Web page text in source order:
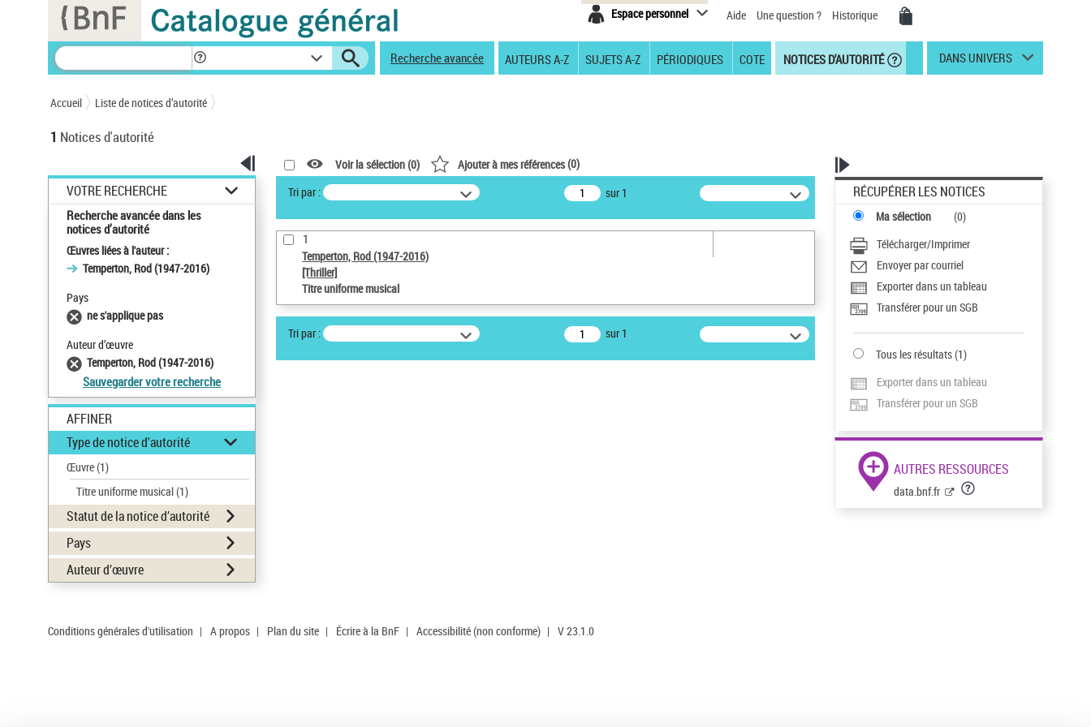
Espace personnel Aide Une question ? Historique
Recherche avancée AUTEURS A-Z SUJETS A-Z PÉRIODIQUES COTE NOTICES D'AUTORITÉ DANS UNIVERS
Accueil Liste de notices d’autorité
1 Notices d'autorité
VOTRE RECHERCHE
Recherche avancée dans les
notices d’autorité
Œuvres liées à l'auteur :
Temperton, Rod (1947-2016)
Pays
ne s'applique pas
Auteur d’œuvre
Temperton, Rod (1947-2016)
Sauvegarder votre recherche
AFFINER
Type de notice d'autorité
Œuvre(1)
Titre uniforme musical(1)
Statut de la notice d’autorité
Pays
Auteur d’œuvre
Voir la sélection (0) Ajouter à mes références(0)
Tri par :
sur 1
1
Temperton, Rod (1947-2016)
[Thriller]
Titre uniforme musical
Tri par : sur 1
RÉCUPÉRER LES NOTICES
Ma sélection (0)
Télécharger/Imprimer
Envoyer par courriel
Exporter dans un tableau
Transférer pour un SGB
Tous les résultats(1)
Exporter dans un tableau
Transférer pour un SGB
AUTRES RESSOURCES
data.bnf.fr
Conditions générales d'utilisation | A propos | Plan du site | Écrire à la BnF | Accessibilité (non conforme) | V 23.1.0
Panneau de gestion des cookies